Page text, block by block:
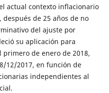
actual contexto inflacionario
de 25 años de no
del ajuste por
su aplicación para
de enero de 2018,
12/2017, en función de
independientes al